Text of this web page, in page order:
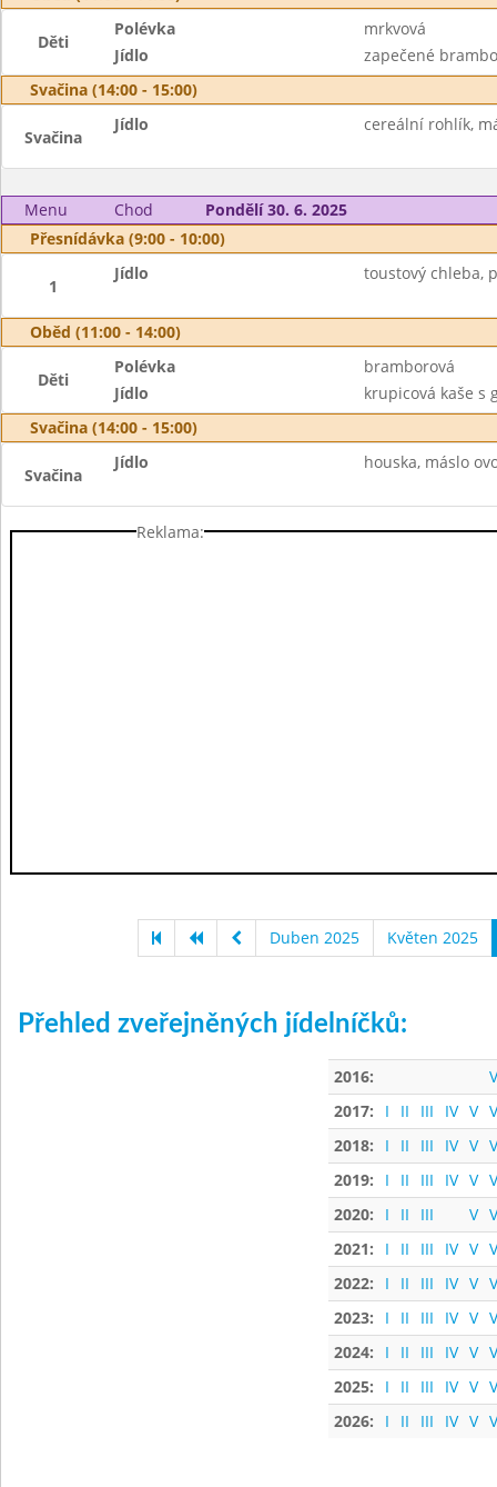
Děti
Polévka
mrkvová
Jídlo
zapečené
Svačina (14:00 - 15:00)
Svačina
Jídlo cereální rohlík,
Menu Chod
Pondělí 30. 6. 2025
Přesnídávka (9:00 - 10:00)
1
Jídlo toustový chleba,
Oběd (11:00 - 14:00)
Děti
Polévka
bramborová
Jídlo
krupicová kaše s
Svačina (14:00 - 15:00)
Svačina
Jídlo houska, máslo
Reklama:
Duben 2025 Květen 2025
Přehled zveřejněných jídelníčků:
2016:
2017:
I II III IV V
2018:
I II III IV V
2019:
I II III IV V
2020:
I II III V
2021:
I II III IV V
2022:
I II III IV V
2023:
I II III IV V
2024:
I II III IV V
2025:
I II III IV V
2026:
I II III IV V